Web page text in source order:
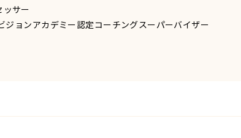
ッサー
ジョンアカデミー認定コーチングスーパーバイザー